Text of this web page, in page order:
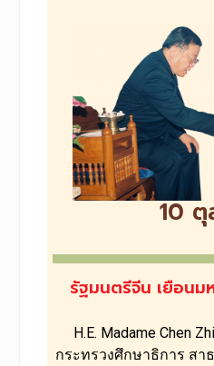
10
รัฐมนตรีจีน เยือนม
H.E. Madame Chen
กระทรวงศึกษาธิการ ส